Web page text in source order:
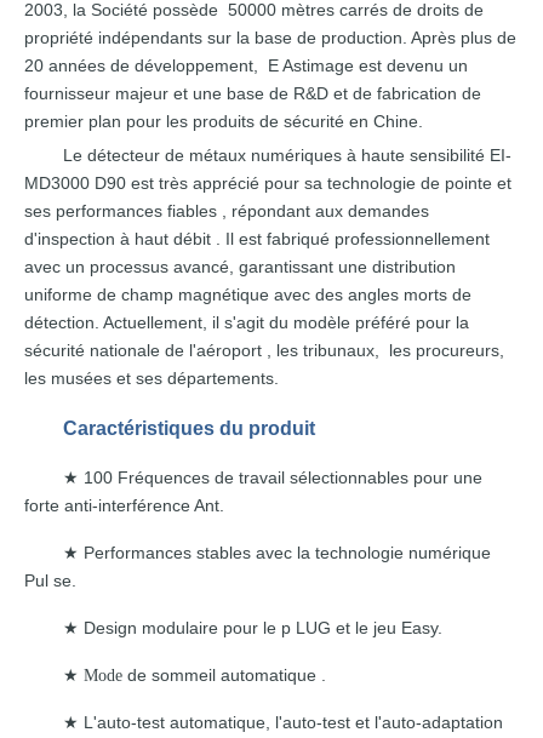
2003, la Société possède 50000 mètres carrés de droits de
propriété indépendants sur la base de production. Après plus de
20 années de développement, EAstimage est devenu un
fournisseur majeur et une base de R&D et de fabrication de
premier plan pour les produits de sécurité en Chine.
Le détecteur de métaux numériques à haute sensibilité EI-
MD3000 D90 est très apprécié pour sa technologie de pointe et
ses performances fiables
répondant aux demandes
d'inspection à haut débit Il est fabriqué professionnellement
avec un processus avancé, garantissant une distribution
uniforme de champ magnétique avec des angles morts de
détection. Actuellement, il s'agit du modèle préféré pour la
sécurité nationale de l'aéroport les tribunaux, les procureurs,
les musées et ses départements.
Caractéristiques du produit
★ 100 Fréquences de travail sélectionnables pour une
forte anti-interférence Ant.
★ Performances stables avec la technologie numérique
Pul se.
★ Design modulaire pour le p LUG et le jeu Easy.
★ Mode de sommeil automatique
★ L'auto-test automatique, l'auto-test et l'auto-adaptation